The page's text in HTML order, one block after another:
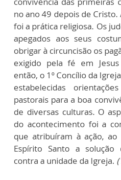
no ano 49 depois de Cristo.
foi a prática religiosa. Os
apegados aos seus
obrigar à circuncisão os
exigido pela fé em Jesus
então, o 1º Concílio da
estabelecidas
pastorais para a boa
de diversas culturas. O
do acontecimento foi a
que atribuíram à ação,
Espírito Santo a solução
contra a unidade da Igreja.